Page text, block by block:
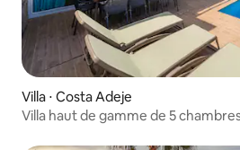
Villa ⋅ Costa Adeje
Villa haut de gamme de 5